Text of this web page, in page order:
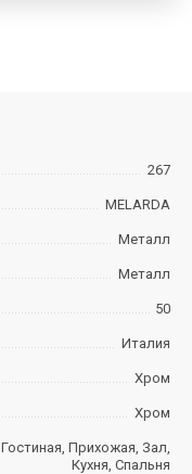
267
MELARDA
Металл
Металл
50
Италия
Хром
Хром
Гостиная, Прихожая, Зал,
Кухня, Спальня